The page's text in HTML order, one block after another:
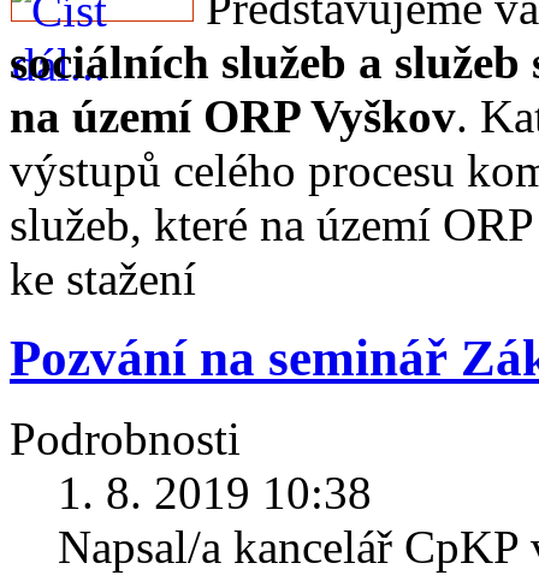
sociálních služeb a
na území ORP Vyškov.
výstupů celého procesu
služeb, které na území
ke stažení
Pozvání na seminář
Podrobnosti
1. 8. 2019 10:38
Napsal/a kancelář